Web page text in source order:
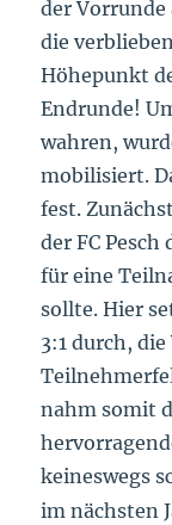
der
die
Höhepunkt
Endrunde!
wahren,
mobilisiert.
fest.
der FC
für eine
sollte. Hier
3:1 durch,
nahm somit
keineswegs
im nächsten